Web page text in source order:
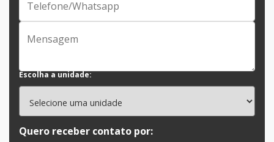
Escolha a unidade:
Quero receber contato por: